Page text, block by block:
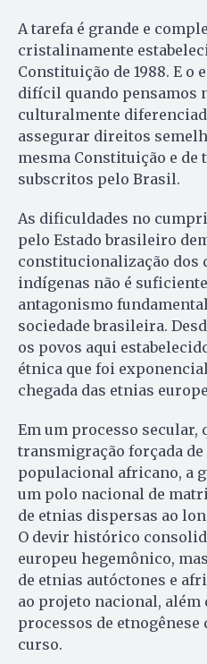
A tarefa é grande e
cristalinamente
Constituição de 1988. E o
difícil quando pensamos
culturalmente
assegurar direitos
mesma Constituição e
subscritos pelo Brasil.
As dificuldades no
pelo Estado brasileiro
constitucionalização dos
indígenas não é
antagonismo
sociedade brasileira.
os povos aqui
étnica que foi
chegada das etnias
Em um processo secular,
transmigração forçada
populacional africano, a
um polo nacional de
de etnias dispersas ao
O devir histórico
europeu hegemônico,
de etnias autóctones e
ao projeto nacional, além
processos de
curso.